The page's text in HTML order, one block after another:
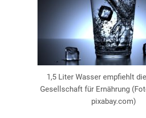
1,5 Liter Wasser empfiehlt
Gesellschaft für Ernährung
pixabay.com)